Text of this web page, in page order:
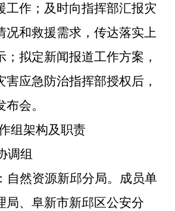
工作；及时向指挥部汇报灾
况和救援需求，传达落实上
；拟定新闻报道工作方案，
害应急防治指挥部授权后，
会。
组架构及职责
调组
自然资源新邱分局。成员单
局、阜新市新邱区公安分